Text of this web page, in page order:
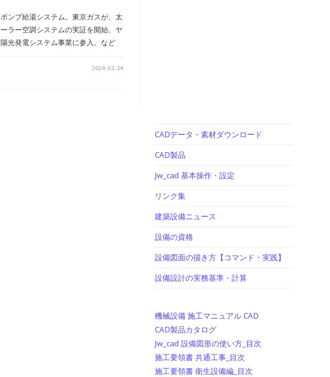
ンプ給湯システム。東京ガスが、太
ラー空調システムの実証を開始。ヤ
光発電システム事業に参入。など
2024-02-24
CADデータ・素材ダウンロード
CAD製品
Jw_cad 基本操作・設定
リンク集
建築設備ニュース
設備の資格
設備図面の描き方【コマンド・実践】
設備設計の実務基準・計算
機械設備 施工マニュアル CAD
CAD製品カタログ
Jw_cad 設備図形の使い方_目次
施工要領書 共通工事_目次
施工要領書 衛生設備編_目次